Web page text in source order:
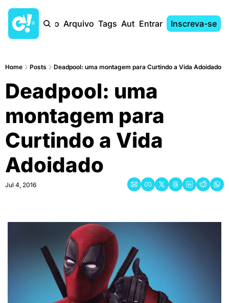
Início Arquivo Tags AutoresEntrar Inscreva-se
Home Posts Deadpool: uma montagem para Curtindo a Vida Adoidado
Deadpool: uma
montagem para
Curtindo a Vida
Adoidado
Jul 4, 2016